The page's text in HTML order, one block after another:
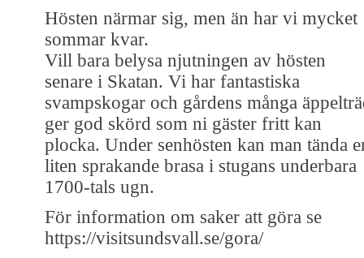
Hösten närmar sig, men än har vi mycket
sommar kvar.
Vill bara belysa njutningen av hösten
senare i Skatan. Vi har fantastiska
svampskogar och gårdens många
ger god skörd som ni gäster fritt kan
plocka. Under senhösten kan man tända
liten sprakande brasa i stugans underbara
1700-tals ugn.
För information om saker att göra se
https://visitsundsvall.se/gora/